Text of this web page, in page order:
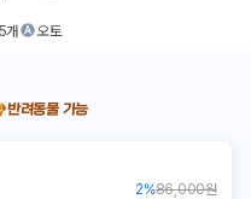
5개 오토
반려동물 가능
2%86,000원